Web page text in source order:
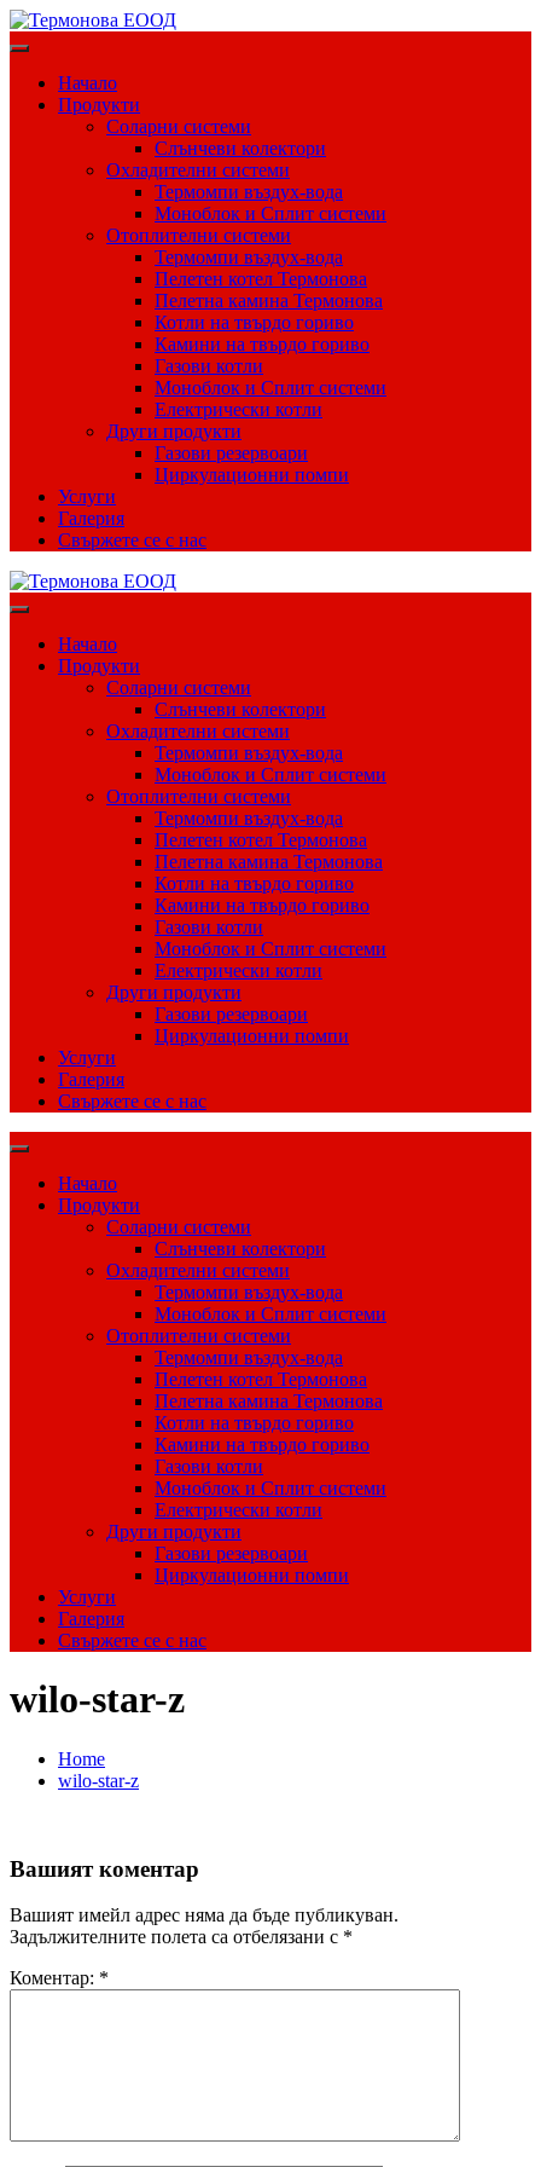
Skip
to
Начало
Продукти
Соларни системи
Слънчеви колектори
Охладителни системи
Термомпи въздух-вода
Моноблок и Сплит системи
Отоплителни системи
Термомпи въздух-вода
Пелетен котел Термонова
Пелетна камина Термонова
Котли на твърдо гориво
Камини на твърдо гориво
Газови котли
Моноблок и Сплит системи
Електрически котли
Други продукти
Газови резервоари
Циркулационни помпи
Услуги
Галерия
Свържете се с нас
Начало
Продукти
Соларни системи
Слънчеви колектори
Охладителни системи
Термомпи въздух-вода
Моноблок и Сплит системи
Отоплителни системи
Термомпи въздух-вода
Пелетен котел Термонова
Пелетна камина Термонова
Котли на твърдо гориво
Камини на твърдо гориво
Газови котли
Моноблок и Сплит системи
Електрически котли
Други продукти
Газови резервоари
Циркулационни помпи
Услуги
Галерия
Свържете се с нас
Начало
Продукти
Соларни системи
Слънчеви колектори
Охладителни системи
Термомпи въздух-вода
Моноблок и Сплит системи
Отоплителни системи
Термомпи въздух-вода
Пелетен котел Термонова
Пелетна камина Термонова
Котли на твърдо гориво
Камини на твърдо гориво
Газови котли
Моноблок и Сплит системи
Електрически котли
Други продукти
Газови резервоари
Циркулационни помпи
Услуги
Галерия
Свържете се с нас
wilo-star-z
Home
wilo-star-z
Вашият коментар
Вашият имейл адрес няма да бъде публикуван.
Задължителните полета са отбелязани с *
Коментар: *